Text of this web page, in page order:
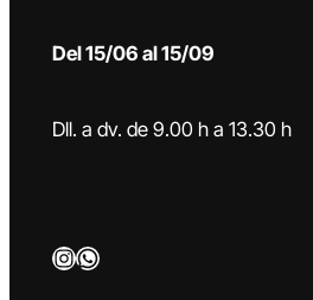
Del 15/06 al 15/09
Dll. a dv. de 9.00 h a 13.30 h
InstagramWhatsApp